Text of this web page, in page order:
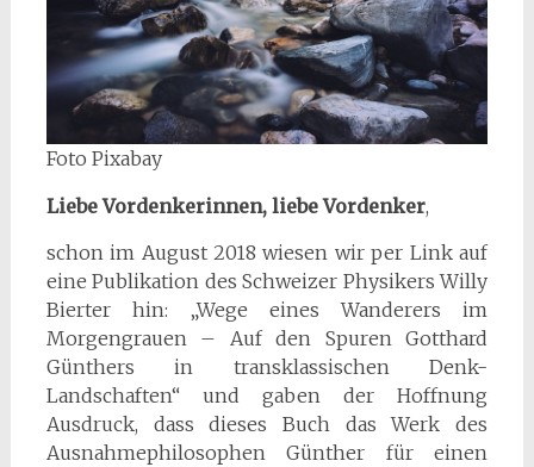
Foto Pixabay
Liebe Vordenkerinnen, liebe Vordenker,
schon im August 2018 wiesen wir per Link auf
eine Publikation des Schweizer Physikers Willy
Bierter hin: „Wege eines Wanderers im
Morgengrauen – Auf den Spuren Gotthard
Günthers in transklassischen Denk-
Landschaften“ und gaben der Hoffnung
Ausdruck, dass dieses Buch das Werk des
Ausnahmephilosophen Günther für einen